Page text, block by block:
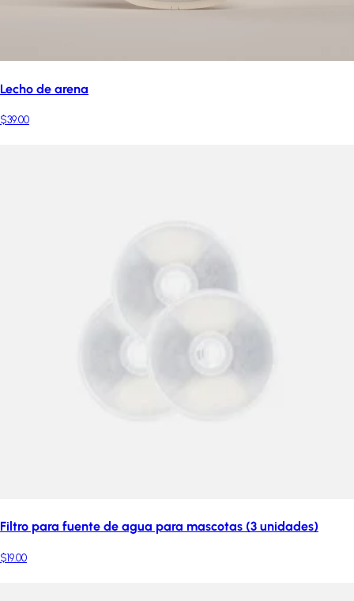
Lecho de arena
$39.00
Filtro para fuente de agua para mascotas (3 unidades)
$19.00